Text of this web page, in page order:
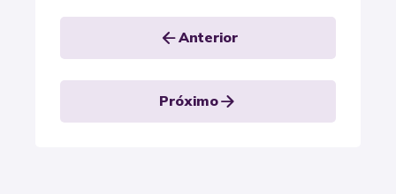
arrow_backAnterior
Próximoarrow_forward